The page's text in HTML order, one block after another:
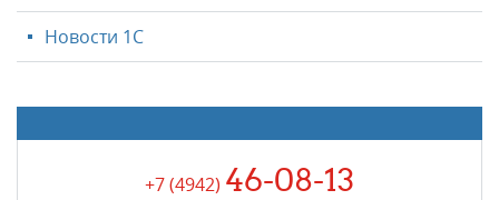
Новости 1С
+7 (4942) 46-08-13